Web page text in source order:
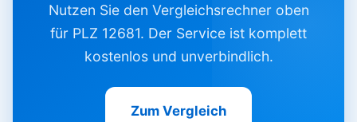
Nutzen Sie den Vergleichsrechner oben
für PLZ 12681. Der Service ist komplett
kostenlos und unverbindlich.
Zum Vergleich